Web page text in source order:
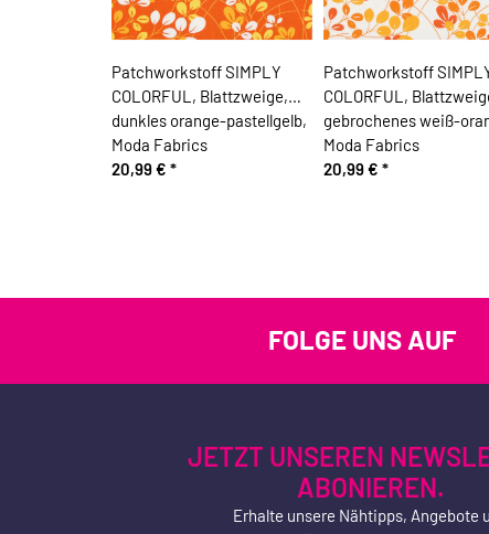
Patchworkstoff SIMPLY
COLORFUL, Blattzweige,
dunkles orange-pastellgelb,
Moda Fabrics
20,99 € *
Patchworkstoff
COLORFUL,
gebrochenes weiß-
Moda Fabrics
20,99 € *
FOLGE UNS AUF
JETZT UNSEREN
ABONIEREN.
Erhalte unsere Nähtipps, Angebote